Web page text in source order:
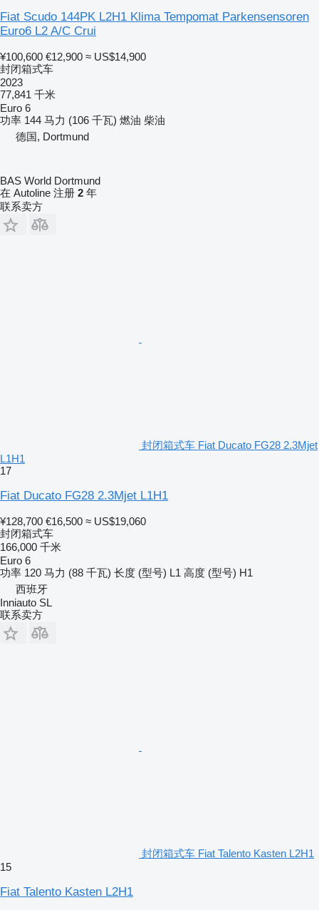
Fiat Scudo 144PK L2H1 Klima Tempomat Parkensensoren
Euro6 L2 A/C Crui
¥100,600 €12,900 ≈ US$14,900
封闭箱式车
2023
77,841 千米
Euro 6
功率 144 马力 (106 千瓦) 燃油 柴油
德国, Dortmund
BAS World Dortmund
在 Autoline 注册 2 年
联系卖方
封闭箱式车 Fiat Ducato FG28 2.3Mjet
L1H1
17
Fiat Ducato FG28 2.3Mjet L1H1
¥128,700 €16,500 ≈ US$19,060
封闭箱式车
166,000 千米
Euro 6
功率 120 马力 (88 千瓦) 长度 (型号) L1 高度 (型号) H1
西班牙
Inniauto SL
联系卖方
封闭箱式车 Fiat Talento Kasten L2H1
15
Fiat Talento Kasten L2H1